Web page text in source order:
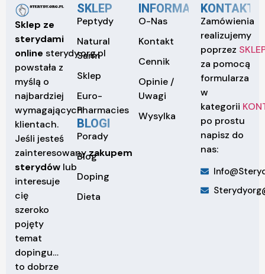
Sklep ze
sterydami
online sterydy.org.pl
powstała z
myślą o
najbardziej
wymagających
klientach.
Jeśli jesteś
zainteresowanyzakupem
sterydów lub
interesuje
cię
szeroko
pojęty
temat
dopingu…
to dobrze
SKLEP
Peptydy
Natural
Sarm
Sklep
Euro-
Pharmacies
BLOGI
Porady
Blog
Doping
Dieta
INFORMACJE
O-Nas
Kontakt
Cennik
Opinie /
Uwagi
Wysylka
KONTAKT
Zamówienia
realizujemy
poprzez
za pomocą
formularza
w
kategorii
po prostu
napisz do
nas: